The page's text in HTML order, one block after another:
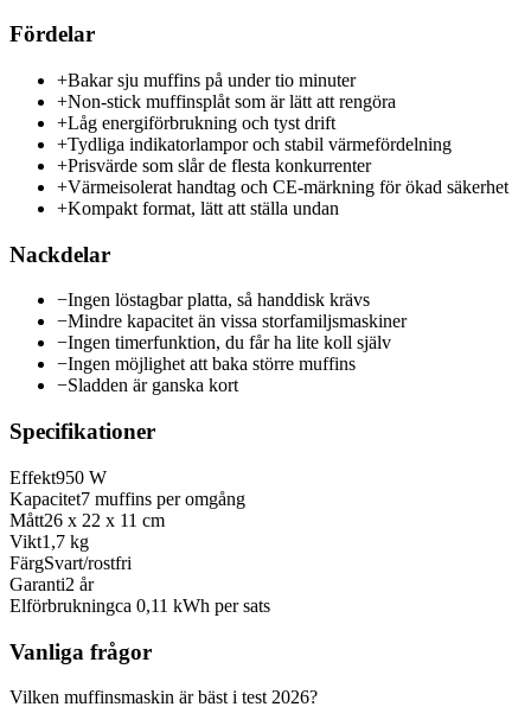
Fördelar
+Bakar sju muffins på under tio minuter
+Non-stick muffinsplåt som är lätt att rengöra
+Låg energiförbrukning och tyst drift
+Tydliga indikatorlampor och stabil värmefördelning
+Prisvärde som slår de flesta konkurrenter
+Värmeisolerat handtag och CE-märkning för ökad säkerhet
+Kompakt format, lätt att ställa undan
Nackdelar
−Ingen löstagbar platta, så handdisk krävs
−Mindre kapacitet än vissa storfamiljsmaskiner
−Ingen timerfunktion, du får ha lite koll själv
−Ingen möjlighet att baka större muffins
−Sladden är ganska kort
Specifikationer
Effekt950 W
Kapacitet7 muffins per omgång
Mått26 x 22 x 11 cm
Vikt1,7 kg
FärgSvart/rostfri
Garanti2 år
Elförbrukningca 0,11 kWh per sats
Vanliga frågor
Vilken muffinsmaskin är bäst i test 2026?